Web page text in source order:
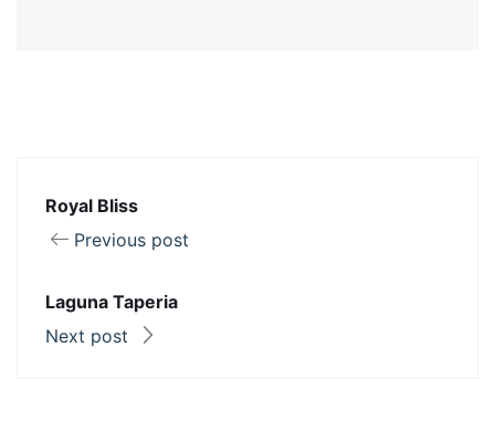
Royal Bliss
Previous post
Laguna Taperia
Next post